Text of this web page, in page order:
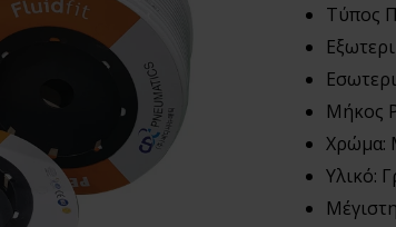
Τύπος
Μήκος
Χρώμα:
Υλικό: